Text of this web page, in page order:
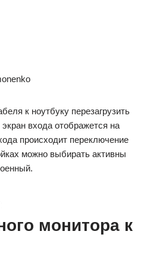
к ноутбуку перезагрузить
входа отображется на
происходит переключение
можно выбирать активны
монитора к